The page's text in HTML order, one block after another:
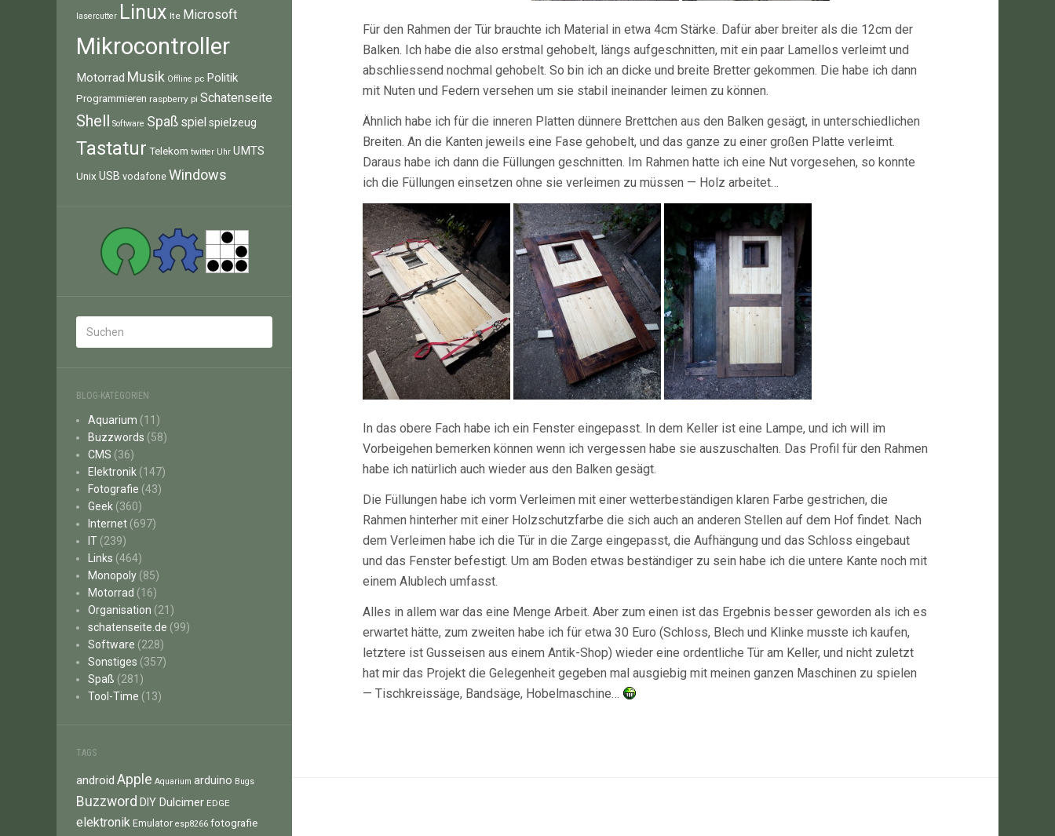
lasercutter Linux lte Microsoft
Mikrocontroller
Motorrad Musik Offline pc Politik
Programmieren raspberry pi Schatenseite
Shell Software Spaß spiel spielzeug
Tastatur Telekom twitter Uhr UMTS
Unix USB vodafone Windows
BLOG-KATEGORIEN
Aquarium (11)
Buzzwords (58)
CMS (36)
Elektronik (147)
Fotografie (43)
Geek (360)
Internet (697)
IT (239)
Links (464)
Monopoly (85)
Motorrad (16)
Organisation (21)
schatenseite.de (99)
Software (228)
Sonstiges (357)
Spaß (281)
Tool-Time (13)
TAGS
android Apple Aquarium arduino Bugs
Buzzword DIY Dulcimer EDGE
elektronik Emulator esp8266 fotografie
Für den Rahmen der Tür brauchte ich Material in etwa 4cm Stärke. Dafür aber breiter als die 12cm der
Balken. Ich habe die also erstmal gehobelt, längs aufgeschnitten, mit ein paar Lamellos verleimt und
abschliessend nochmal gehobelt. So bin ich an dicke und breite Bretter gekommen. Die habe ich dann
mit Nuten und Federn versehen um sie stabil ineinander leimen zu können.
Ähnlich habe ich für die inneren Platten dünnere Brettchen aus den Balken gesägt, in unterschiedlichen
Breiten. An die Kanten jeweils eine Fase gehobelt, und das ganze zu einer großen Platte verleimt.
Daraus habe ich dann die Füllungen geschnitten. Im Rahmen hatte ich eine Nut vorgesehen, so konnte
ich die Füllungen einsetzen ohne sie verleimen zu müssen — Holz arbeitet…
In das obere Fach habe ich ein Fenster eingepasst. In dem Keller ist eine Lampe, und ich will im
Vorbeigehen bemerken können wenn ich vergessen habe sie auszuschalten. Das Profil für den Rahmen
habe ich natürlich auch wieder aus den Balken gesägt.
Die Füllungen habe ich vorm Verleimen mit einer wetterbeständigen klaren Farbe gestrichen, die
Rahmen hinterher mit einer Holzschutzfarbe die sich auch an anderen Stellen auf dem Hof findet. Nach
dem Verleimen habe ich die Tür in die Zarge eingepasst, die Aufhängung und das Schloss eingebaut
und das Fenster befestigt. Um am Boden etwas beständiger zu sein habe ich die untere Kante noch mit
einem Alublech umfasst.
Alles in allem war das eine Menge Arbeit. Aber zum einen ist das Ergebnis besser geworden als ich es
erwartet hätte, zum zweiten habe ich für etwa 30 Euro (Schloss, Blech und Klinke musste ich kaufen,
letztere ist Gusseisen aus einem Antik-Shop) wieder eine ordentliche Tür am Keller, und nicht zuletzt
hat mir das Projekt die Gelegenheit gegeben mal ausgiebig mit meinen ganzen Maschinen zu spielen
— Tischkreissäge, Bandsäge, Hobelmaschine…